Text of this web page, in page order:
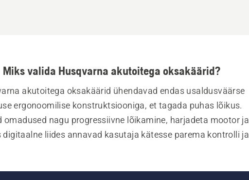
Miks valida Husqvarna akutoitega oksakäärid?
akutoitega oksakäärid ühendavad endas usaldusväärse
ergonoomilise konstruktsiooniga, et tagada puhas lõikus.
omadused nagu progressiivne lõikamine, harjadeta mootor ja
digitaalne liides annavad kasutaja kätesse parema kontrolli ja